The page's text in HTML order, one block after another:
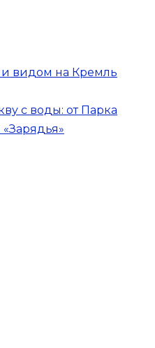
видом на Кремль
с воды: от Парка